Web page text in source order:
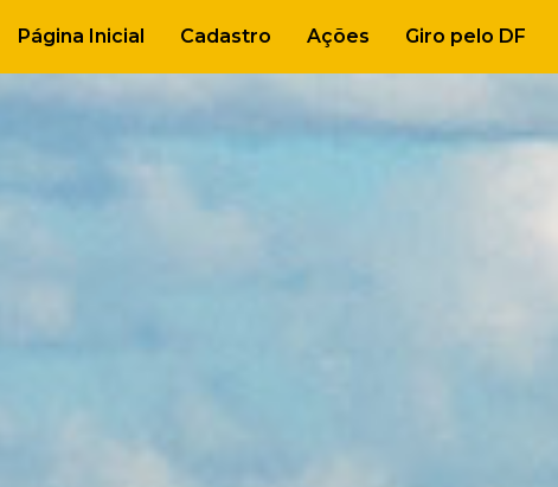
Página Inicial Cadastro Ações Giro pelo DF